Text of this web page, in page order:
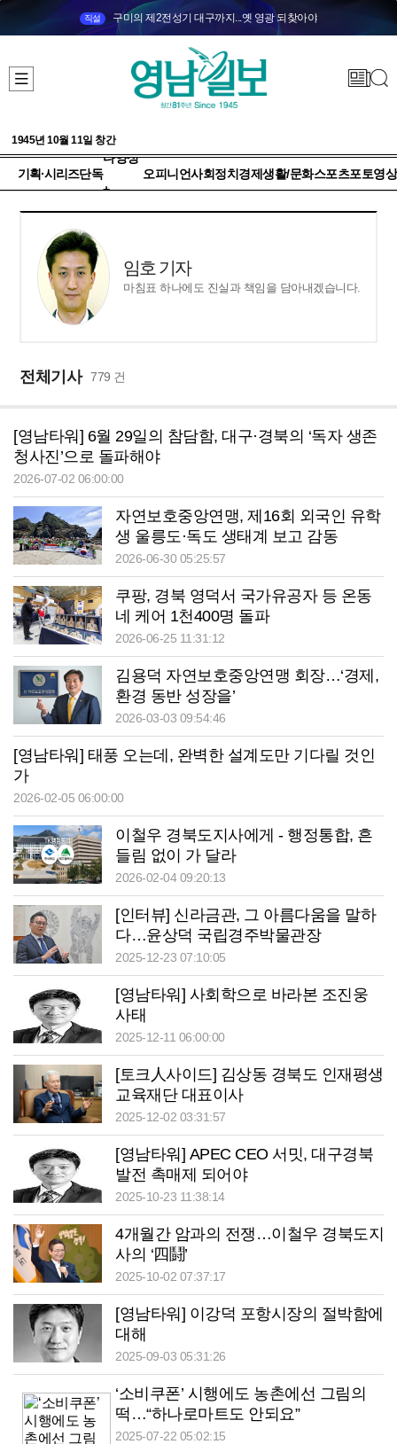
직설 구미의 제2전성기 대구까지...옛 영광 되찾아야
1945년 10월 11일 창간
기획·시리즈단독
다양성
+
오피니언사회정치 경제생활/문화스포츠포토영상
임호 기자
마침표 하나에도 진실과 책임을 담아내겠습니다.
전체기사 779 건
[영남타워] 6월 29일의 참담함, 대구·경북의 ‘독자 생존
청사진’으로 돌파해야
2026-07-02 06:00:00
자연보호중앙연맹, 제16회 외국인 유학
생 울릉도·독도 생태계 보고 감동
2026-06-30 05:25:57
쿠팡, 경북 영덕서 국가유공자 등 온동
네 케어 1천400명 돌파
2026-06-25 11:31:12
김용덕 자연보호중앙연맹 회장…‘경제,
환경 동반 성장을’
2026-03-03 09:54:46
[영남타워] 태풍 오는데, 완벽한 설계도만 기다릴 것인
가
2026-02-05 06:00:00
이철우 경북도지사에게 - 행정통합, 흔
들림 없이 가 달라
2026-02-04 09:20:13
[인터뷰] 신라금관, 그 아름다움을 말하
다…윤상덕 국립경주박물관장
2025-12-23 07:10:05
[영남타워] 사회학으로 바라본 조진웅
사태
2025-12-11 06:00:00
[토크人사이드] 김상동 경북도 인재평생
교육재단 대표이사
2025-12-02 03:31:57
[영남타워] APEC CEO 서밋, 대구경북
발전 촉매제 되어야
2025-10-23 11:38:14
4개월간 암과의 전쟁…이철우 경북도지
사의 ‘四鬪’
2025-10-02 07:37:17
[영남타워] 이강덕 포항시장의 절박함에
대해
2025-09-03 05:31:26
‘소비쿠폰’ 시행에도 농촌에선 그림의
떡…“하나로마트도 안되요”
2025-07-22 05:02:15